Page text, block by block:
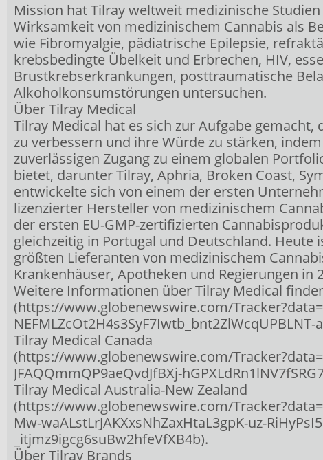
Mission hat Tilray weltweit medizinische
Wirksamkeit von medizinischem Cannabis als
wie Fibromyalgie, pädiatrische Epilepsie,
krebsbedingte Übelkeit und Erbrechen, HIV,
Brustkrebserkrankungen, posttraumatische
Alkoholkonsumstörungen untersuchen.
Über Tilray Medical
Tilray Medical hat es sich zur Aufgabe gemacht,
zu verbessern und ihre Würde zu stärken,
zuverlässigen Zugang zu einem globalen
bietet, darunter Tilray, Aphria, Broken Coast,
entwickelte sich von einem der ersten
lizenzierter Hersteller von medizinischem
der ersten EU-GMP-zertifizierten
gleichzeitig in Portugal und Deutschland. Heute
größten Lieferanten von medizinischem
Krankenhäuser, Apotheken und Regierungen
Weitere Informationen über Tilray Medical
(https://www.globenewswire.com/
Tilray Medical Canada
(https://www.globenewswire.com/
JFAQQmmQP9aeQvdJfBXj-
Tilray Medical Australia-New Zealand
(https://www.globenewswire.com/
Mw-waALstLrJAKXxsNhZaxHtaL3gpK-uz-
_itjmz9igcg6suBw2hfeVfXB4b).
Über Tilray Brands